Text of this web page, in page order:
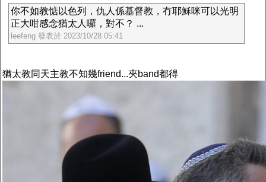
你不如教惦以色列，仇人係基督教，冇耶穌咪可以光明
正大咁感念猶太人囉，對不？ ...
leefeng 發表於 2023/10/28 05:41
猶太教同天主教不知幾friend...夾band都得